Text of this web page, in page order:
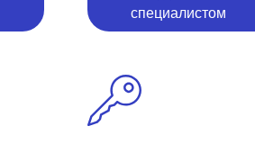
специалистом